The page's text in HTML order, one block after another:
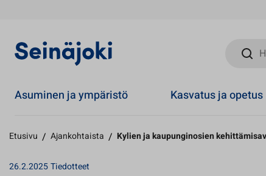
Hae
Asuminen ja ympäristö Kasvatus ja opetus
Etusivu / Ajankohtaista / Kylien ja kaupunginosien
26.2.2025Tiedotteet